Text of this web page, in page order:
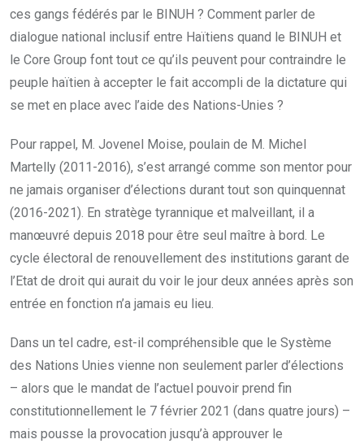
ces gangs fédérés par le BINUH ? Comment parler de
dialogue national inclusif entre Haïtiens quand le BINUH et
le Core Group font tout ce qu’ils peuvent pour contraindre le
peuple haïtien à accepter le fait accompli de la dictature qui
se met en place avec l’aide des Nations-Unies ?
Pour rappel, M. Jovenel Moise, poulain de M. Michel
Martelly (2011-2016), s’est arrangé comme son mentor pour
ne jamais organiser d’élections durant tout son quinquennat
(2016-2021). En stratège tyrannique et malveillant, il a
manœuvré depuis 2018 pour être seul maître à bord. Le
cycle électoral de renouvellement des institutions garant de
l’Etat de droit qui aurait du voir le jour deux années après son
entrée en fonction n’a jamais eu lieu.
Dans un tel cadre, est-il compréhensible que le Système
des Nations Unies vienne non seulement parler d’élections
– alors que le mandat de l’actuel pouvoir prend fin
constitutionnellement le 7 février 2021 (dans quatre jours) –
mais pousse la provocation jusqu’à approuver le